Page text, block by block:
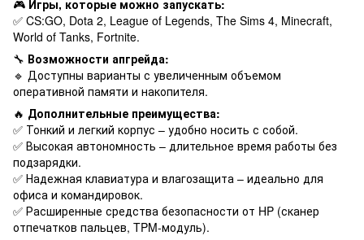
🎮 Игры, которые можно запускать:
✅ CS:GO, Dota 2, League of Legends, The Sims 4, Minecraft,
World of Tanks, Fortnite.
🔧 Возможности апгрейда:
🔹 Доступны варианты с увеличенным объемом
оперативной памяти и накопителя.
🔥 Дополнительные преимущества:
✅ Тонкий и легкий корпус – удобно носить с собой.
✅ Высокая автономность – длительное время работы без
подзарядки.
✅ Надежная клавиатура и влагозащита – идеально для
офиса и командировок.
✅ Расширенные средства безопасности от HP (сканер
отпечатков пальцев, TPM-модуль).